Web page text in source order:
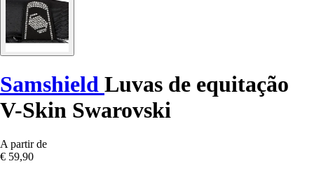
Samshield Luvas de equitação
V-Skin Swarovski
A partir de
€ 59,90